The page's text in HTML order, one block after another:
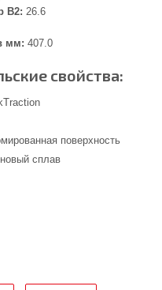
В2: 26.6
мм: 407.0
свойства:
поверхность
сплав